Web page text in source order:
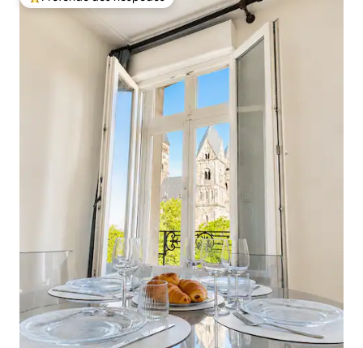
Entre os melhores preferidos dos hóspedes